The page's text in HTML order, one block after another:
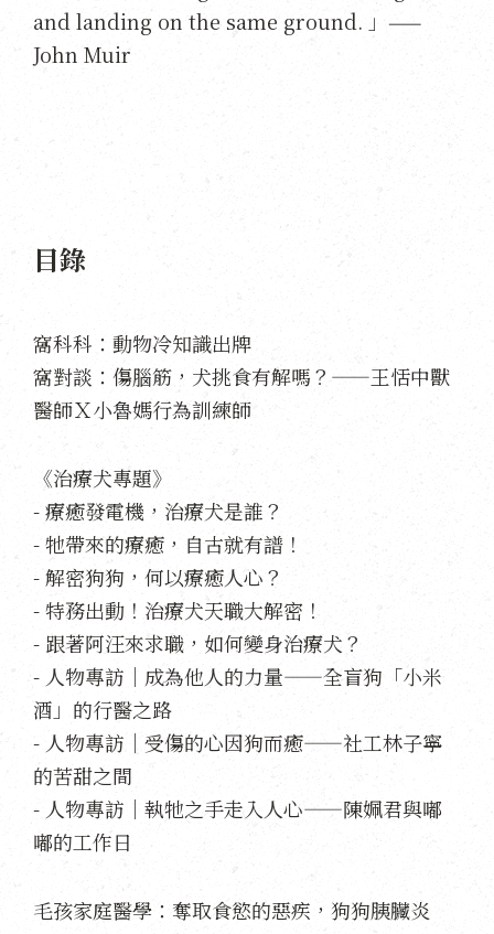
and landing on the same ground. 」——
John Muir
目錄
窩科科：動物冷知識出牌
窩對談：傷腦筋，犬挑食有解嗎？——王恬中獸
醫師Ｘ小魯媽行為訓練師
《治療犬專題》
- 療癒發電機，治療犬是誰？
- 牠帶來的療癒，自古就有譜！
- 解密狗狗，何以療癒人心？
- 特務出動！治療犬天職大解密！
- 跟著阿汪來求職，如何變身治療犬？
- 人物專訪｜成為他人的力量——全盲狗「小米
酒」的行醫之路
- 人物專訪｜受傷的心因狗而癒——社工林子寧
的苦甜之間
- 人物專訪｜執牠之手走入人心——陳姵君與嘟
嘟的工作日
毛孩家庭醫學：奪取食慾的惡疾，狗狗胰臟炎